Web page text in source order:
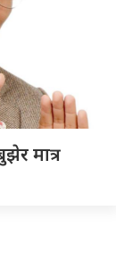
मात्र